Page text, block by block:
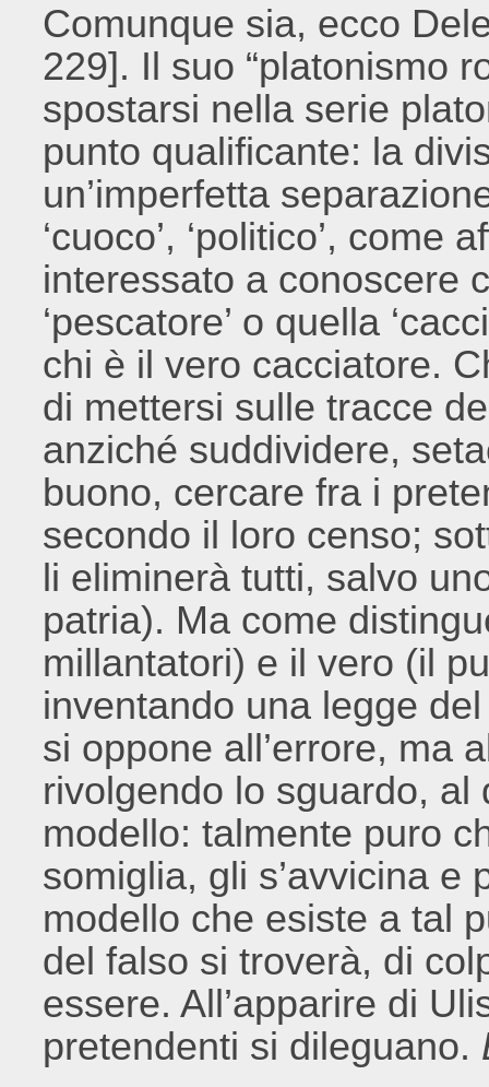
Comunque sia, ecco
229]. Il suo “platonismo
spostarsi nella serie
punto qualificante: la
un’imperfetta
‘cuoco’, ‘politico’,
interessato a conoscere
‘pescatore’ o quella
chi è il vero cacciatore.
di mettersi sulle tracce
anziché suddividere,
buono, cercare fra i
secondo il loro censo;
li eliminerà tutti, salvo
patria). Ma come
millantatori) e il vero (il
inventando una legge
si oppone all’errore, ma
rivolgendo lo sguardo,
modello: talmente puro
somiglia, gli s’avvicina e
modello che esiste a tal
del falso si troverà, di
essere. All’apparire di
pretendenti si dileguano.